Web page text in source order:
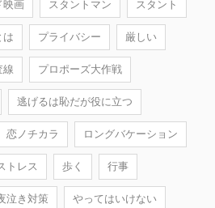
映画 スタントマン スタント
は プライバシー 厳しい
線 プロポーズ大作戦
逃げるは恥だが役に立つ
恋ノチカラ ロングバケーション
トレス 歩く 行事
泣き対策 やってはいけない